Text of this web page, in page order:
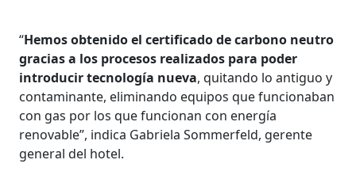
“Hemos obtenido el certificado de carbono neutro
gracias a los procesos realizados para poder
introducir tecnología nueva, quitando lo antiguo y
contaminante, eliminando equipos que funcionaban
con gas por los que funcionan con energía
renovable”, indica Gabriela Sommerfeld, gerente
general del hotel.